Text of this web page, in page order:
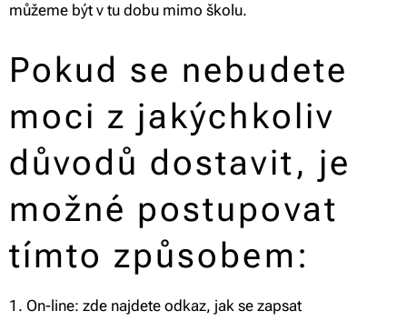
můžeme být v tu dobu mimo školu.
Pokud se nebudete
moci z jakýchkoliv
důvodů dostavit, je
možné postupovat
tímto způsobem:
1. On-line: zde najdete odkaz, jak se zapsat